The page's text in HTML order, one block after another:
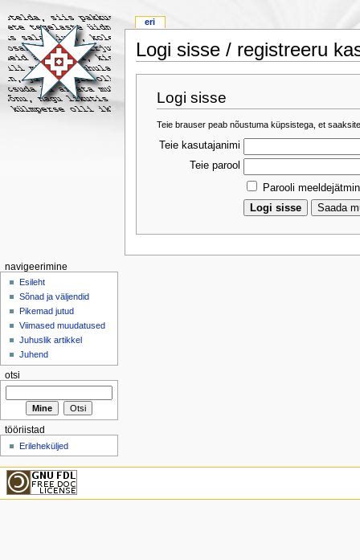
Logi sisse / registreeru
Logi sisse
Teie brauser peab nõustuma küpsistega, et
Teie kasutajanimi
Teie parool
Parooli
eri
navigeerimine
Esileht
Sõnad ja väljendid
Pikemad jutud
Viimased muudatused
Juhuslik artikkel
Juhend
otsi
tööriistad
Erileheküljed